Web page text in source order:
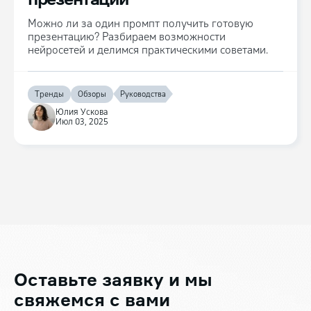
Можно ли за один промпт получить готовую
презентацию? Разбираем возможности
нейросетей и делимся практическими советами.
Юлия Ускова
Июл 03, 2025
Тренды Обзоры Руководства
Оставьте заявку и мы
свяжемся с вами